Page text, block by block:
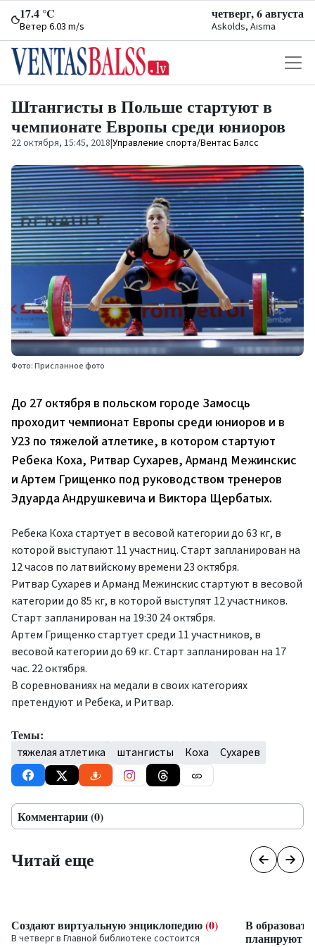
17.4 °C
Ветер 6.03 m/s
четверг, 6 августа
Askolds, Aisma
Штангисты в Польше стартуют в
чемпионате Европы среди юниоров
22 октября, 15:45, 2018|Управление спорта/Вентас Балсс
Фото: Присланное фото
До 27 октября в польском городе Замосць
проходит чемпионат Европы среди юниоров и в
У23 по тяжелой атлетике, в котором стартуют
Ребека Коха, Ритвар Сухарев, Арманд Межинскис
и Артем Грищенко под руководством тренеров
Эдуарда Андрушкевича и Виктора Щербатых.
Ребека Коха стартует в весовой категории до 63 кг, в
которой выступают 11 участниц. Старт запланирован на
12 часов по латвийскому времени 23 октября.
Ритвар Сухарев и Арманд Межинскис стартуют в весовой
категории до 85 кг, в которой выступят 12 участников.
Старт запланирован на 19:30 24 октября.
Артем Грищенко стартует среди 11 участников, в
весовой категории до 69 кг. Старт запланирован на 17
час. 22 октября.
В соревнованиях на медали в своих категориях
претендуют и Ребека, и Ритвар.
Темы:
тяжелая атлетика штангисты Коха Сухарев
Комментарии (0)
Читай еще
Создают виртуальную энциклопедию(0)
В четверг в Главной библиотеке состоится
В
планируют